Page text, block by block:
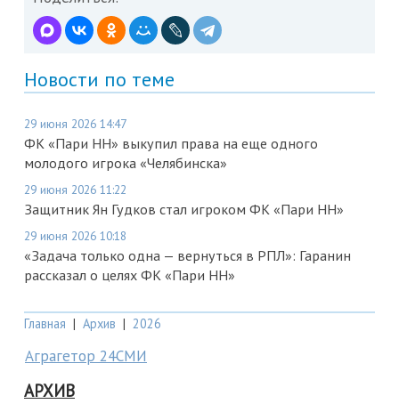
Новости по теме
29 июня 2026 14:47
ФК «Пари НН» выкупил права на еще одного
молодого игрока «Челябинска»
29 июня 2026 11:22
Защитник Ян Гудков стал игроком ФК «Пари НН»
29 июня 2026 10:18
«Задача только одна — вернуться в РПЛ»: Гаранин
рассказал о целях ФК «Пари НН»
Главная | Архив | 2026
Аграгетор 24СМИ
АРХИВ